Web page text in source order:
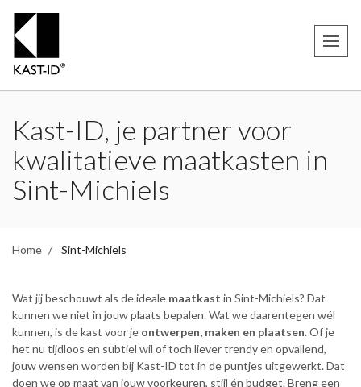
Kast-ID, je partner voor
kwalitatieve maatkasten in
Sint-Michiels
Home Sint-Michiels
Wat jij beschouwt als de ideale maatkast in Sint-Michiels? Dat
kunnen we niet in jouw plaats bepalen. Wat we daarentegen wél
kunnen, is de kast voor je ontwerpen, maken en plaatsen. Of je
het nu tijdloos en subtiel wil of toch liever trendy en opvallend,
jouw wensen worden bij Kast-ID tot in de puntjes uitgewerkt. Dat
doen we op maat van jouw voorkeuren, stijl én budget. Breng een